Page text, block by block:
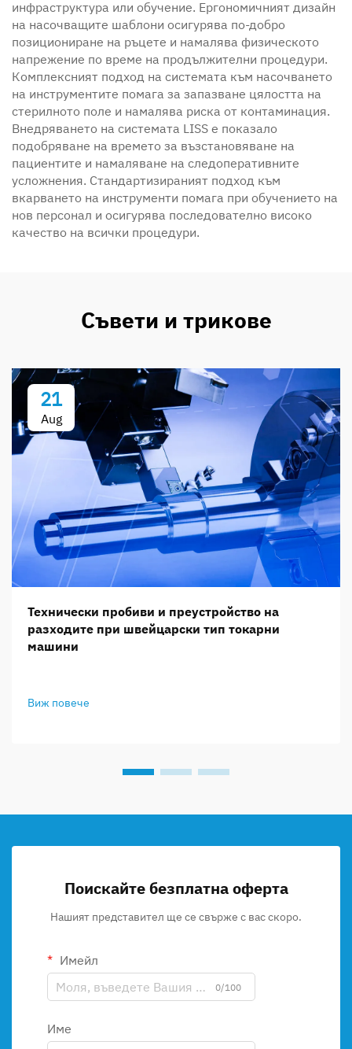
инфраструктура или обучение. Ергономичният дизайн
на насочващите шаблони осигурява по-добро
позициониране на ръцете и намалява физическото
напрежение по време на продължителни процедури.
Комплексният подход на системата към насочването
на инструментите помага за запазване цялостта на
стерилното поле и намалява риска от контаминация.
Внедряването на системата LISS е показало
подобряване на времето за възстановяване на
пациентите и намаляване на следоперативните
усложнения. Стандартизираният подход към
вкарването на инструменти помага при обучението на
нов персонал и осигурява последователно високо
качество на всички процедури.
Съвети и трикове
21
Aug
Технически пробиви и преустройство на
разходите при швейцарски тип токарни
машини
Виж повече
Поискайте безплатна оферта
Нашият представител ще се свърже с вас скоро.
Имейл
0/100
Име